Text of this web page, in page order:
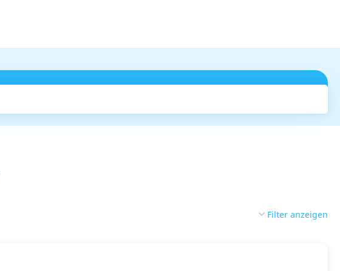
Filter anzeigen